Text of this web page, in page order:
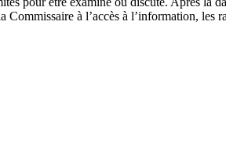
à l’accès à l’information, les